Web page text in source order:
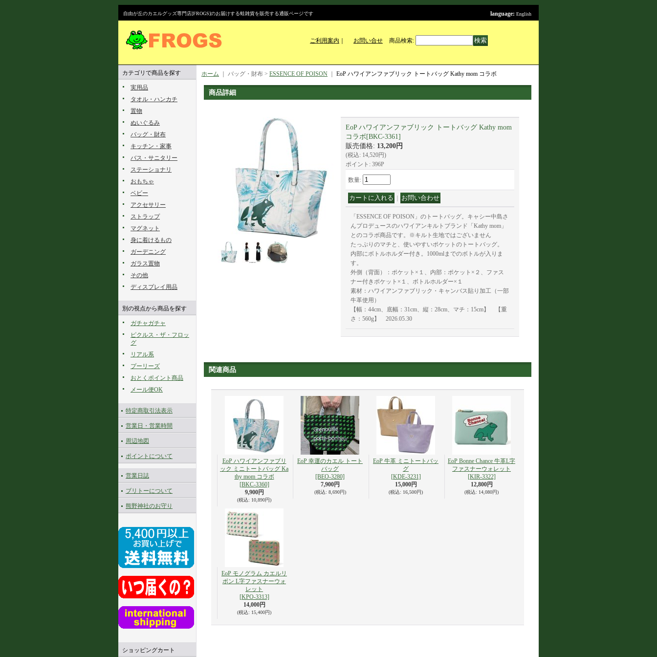
language: English
自由が丘のカエルグッズ専門店[FROGS]のお届けする蛙雑貨を販売する通販ページです
ご利用案内 お問い合せ 商品検索:
カテゴリで商品を探す
実用品
タオル・ハンカチ
置物
ぬいぐるみ
バッグ・財布
キッチン・家事
バス・サニタリー
ステーショナリ
おもちゃ
ベビー
アクセサリー
ストラップ
マグネット
身に着けるもの
ガーデニング
ガラス置物
その他
ディスプレイ用品
別の視点から商品を探す
ガチャガチャ
ピクルス・ザ・フロッ
グ
リアル系
プーリーズ
おとくポイント商品
メール便OK
特定商取引法表示
営業日・営業時間
周辺地図
ポイントについて
営業日誌
ブリトーについて
熊野神社のお守り
ショッピングカート
ホーム ｜ バッグ・財布 > ESSENCE OF POISON EoP ハワイアンファブリック トートバッグ Kathy mom コラボ
商品詳細
EoP ハワイアンファブリック トートバッグ Kathy mom
コラボ [BKC-3361]
販売価格: 13,200円
(税込: 14,520円)
ポイント: 396P
数量:
「ESSENCE OF POISON」のトートバッグ。キャシー中島さ
んプロデュースのハワイアンキルトブランド「Kathy mom」
とのコラボ商品です。※キルト生地ではございません
たっぷりのマチと、使いやすいポケットのトートバッグ。
内部にボトルホルダー付き。1000mlまでのボトルが入りま
す。
外側（背面）：ポケット×１、内部：ポケット×２、ファス
ナー付きポケット×１、ボトルホルダー×１
素材：ハワイアンファブリック・キャンバス貼り加工（一部
牛革使用）
【幅：44cm、底幅：31cm、縦：28cm、マチ：15cm】 【重
さ：560g】 2026.05.30
関連商品
EoP ハワイアンファブリ
ック ミニトートバッグ Ka
thy mom コラボ
[BKC-3360]
9,900円
(税込: 10,890円)
EoP 幸運のカエル トート
バッグ
[BEO-3280]
7,900円
(税込: 8,690円)
EoP 牛革 ミニトートバッ
グ
[KDE-3231]
15,000円
(税込: 16,500円)
EoP Bonne Chance 牛革L字
ファスナーウォレット
[KIR-3322]
12,800円
(税込: 14,080円)
EoP モノグラム カエルリ
ボン L字ファスナーウォ
レット
[KPO-3313]
14,000円
(税込: 15,400円)